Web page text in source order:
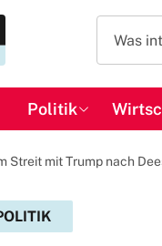
Politik
Streit mit Trump nach